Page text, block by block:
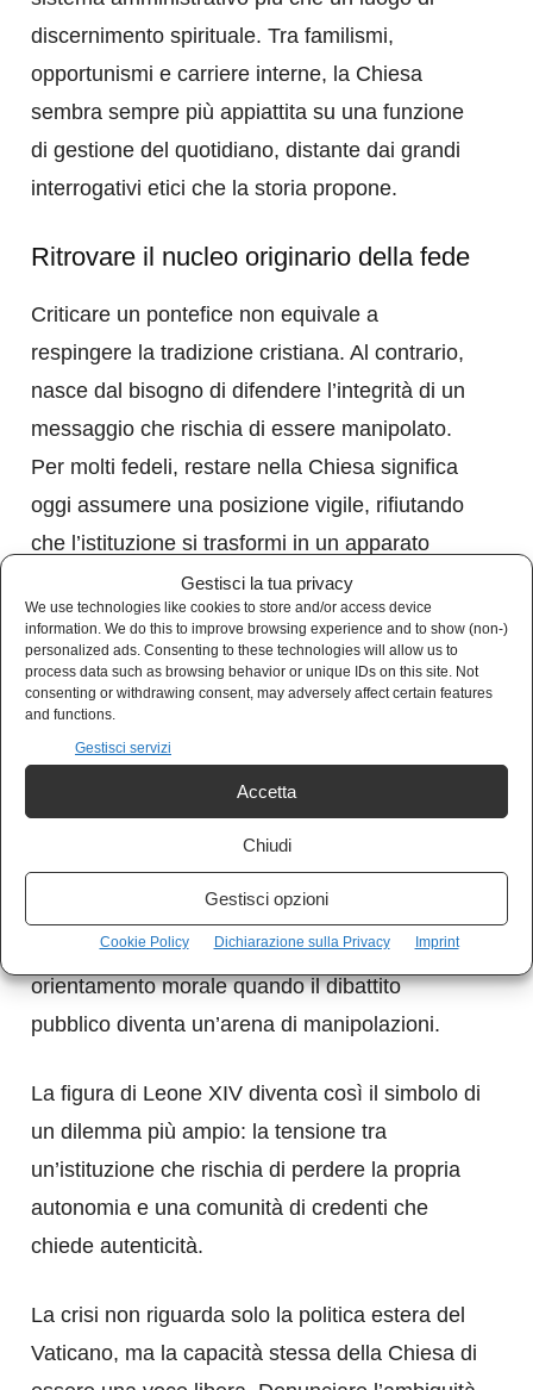
Gestisci la tua privacy
We use technologies like cookies to store and/or access device
information. We do this to improve browsing experience and to show (non-)
personalized ads. Consenting to these technologies will allow us to
process data such as browsing behavior or unique IDs on this site. Not
consenting or withdrawing consent, may adversely affect certain features
and functions.
Gestisci servizi
Accetta
Chiudi
Gestisci opzioni
Cookie Policy Dichiarazione sulla Privacy Imprint
discernimento spirituale. Tra familismi,
opportunismi e carriere interne, la Chiesa
sembra sempre più appiattita su una funzione
di gestione del quotidiano, distante dai grandi
interrogativi etici che la storia propone.
Ritrovare il nucleo originario della fede
Criticare un pontefice non equivale a
respingere la tradizione cristiana. Al contrario,
nasce dal bisogno di difendere l’integrità di un
messaggio che rischia di essere manipolato.
Per molti fedeli, restare nella Chiesa significa
oggi assumere una posizione vigile, rifiutando
che l’istituzione si trasformi in un apparato
funzionale alle pressioni politiche.
In un’epoca segnata dall’oscurità e da conflitti
fomentati dall’informazione polarizzata, il
compito dei cristiani non è quello di adattarsi
alle retoriche dominanti, ma di recuperare lo
sguardo essenziale, radicato nel Vangelo.
Essere “sale della terra”, come ricorda la
tradizione, non coincide con l’assecondare le
logiche di potere; significa offrire un
orientamento morale quando il dibattito
pubblico diventa un’arena di manipolazioni.
La figura di Leone XIV diventa così il simbolo di
un dilemma più ampio: la tensione tra
un’istituzione che rischia di perdere la propria
autonomia e una comunità di credenti che
chiede autenticità.
La crisi non riguarda solo la politica estera del
Vaticano, ma la capacità stessa della Chiesa di